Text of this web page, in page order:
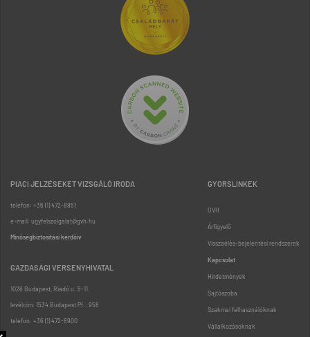
PIACI JELZÉSEKET VIZSGÁLÓ IRODA
telefon: +36 (1) 472-8851
e-mail: ugyfelszolgalat@gvh.hu
Minőségbiztosítási kérdőív
GAZDASÁGI VERSENYHIVATAL
1026 Budapest, Riadó u. 5-11.
levélcím: 1534 Budapest Pf.: 958
telefon: +36 (1) 472-8900
GYORSLINKEK
GVH
Árfigyelő
Visszaélés-bejelentési rendszerek
Kapcsolat
Hirdetmények
Sajtószoba
Szakmai felhasználóknak
Vállalkozásoknak